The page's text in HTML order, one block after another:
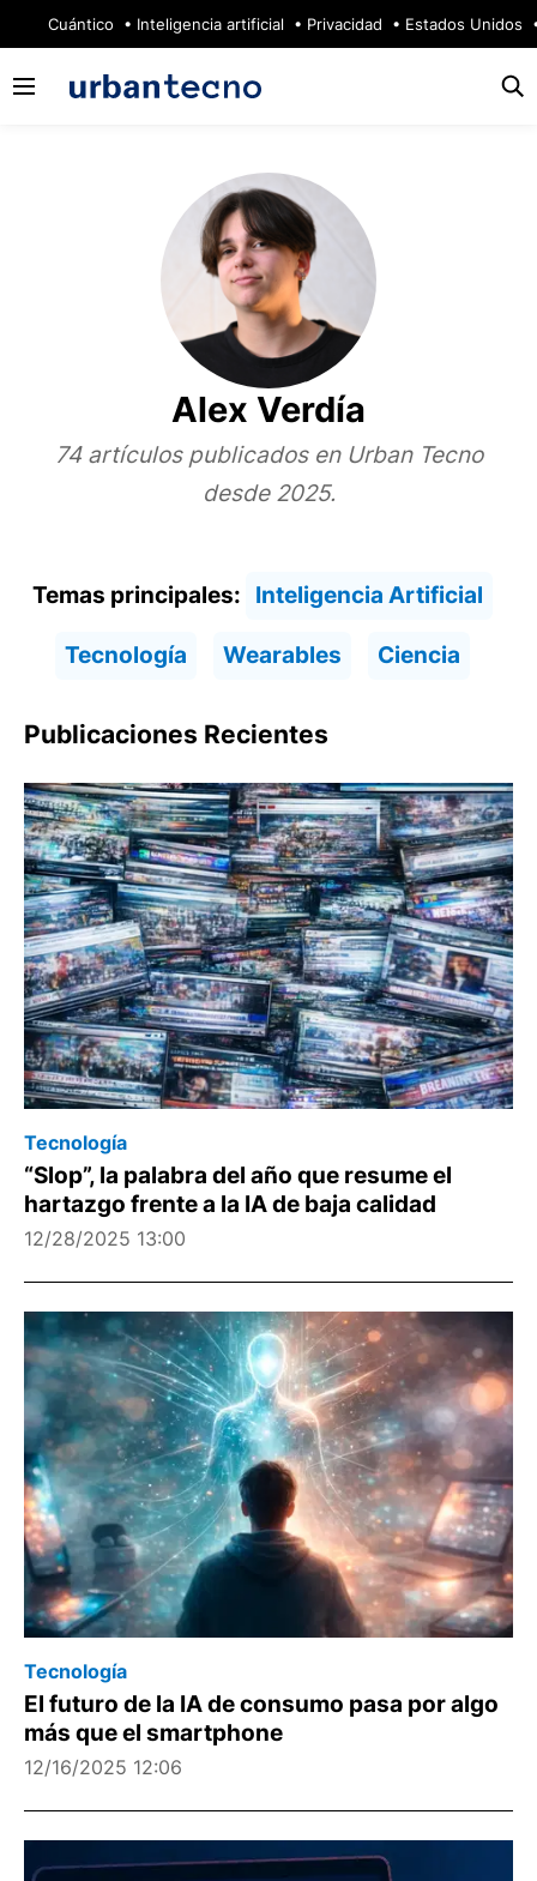
Cuántico Inteligencia artificial Privacidad Estados Unidos
Alex Verdía
74 artículos publicados en Urban Tecno
desde 2025.
Temas principales: Inteligencia Artificial
Tecnología Wearables Ciencia
Publicaciones Recientes
Tecnología
“Slop”, la palabra del año que resume el
hartazgo frente a la IA de baja calidad
12/28/2025 13:00
Tecnología
El futuro de la IA de consumo pasa por algo
más que el smartphone
12/16/2025 12:06